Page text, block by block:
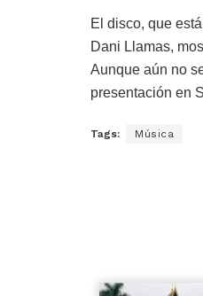
El disco, que
Dani Llamas,
Aunque aún no
presentación en
Tags: Música